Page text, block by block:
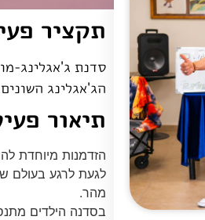
תקציר
סדנת ג'אגלינג-
הג'אגלינג
תיאור
הזדמנות מיוחדת
לגעת לרגע בעולם
מהר.
בסדנה הילדים